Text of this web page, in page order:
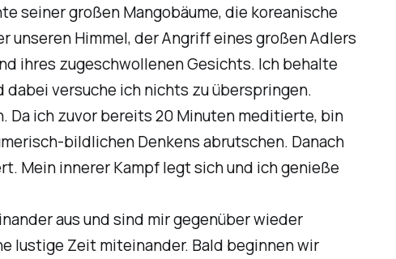
seiner großen Mangobäume, die koreanische
unseren Himmel, der Angriff eines großen Adlers
ihres zugeschwollenen Gesichts. Ich behalte
versuche ich nichts zu überspringen.
Da ich zuvor bereits 20 Minuten meditierte, bin
bildlichen Denkens abrutschen. Danach
Mein innerer Kampf legt sich und ich genieße
aus und sind mir gegenüber wieder
lustige Zeit miteinander. Bald beginnen wir